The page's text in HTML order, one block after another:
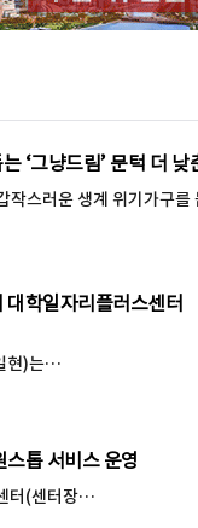
‘그냥드림’ 문턱 더 낮
스러운 생계 위기가구를
대학일자리플러스센터
현)는…
톱 서비스 운영
터(센터장…